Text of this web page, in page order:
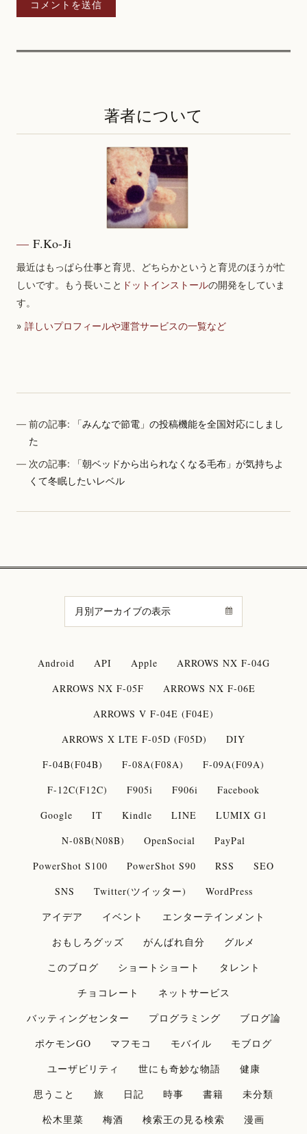
著者について
F.Ko-Ji
最近はもっぱら仕事と育児、どちらかというと育児のほうが忙
しいです。もう長いこと ドットインストールの開発をしていま
す。
» 詳しいプロフィールや運営サービスの一覧など
前の記事:
「みんなで節電」の投稿機能を全国対応にしまし
た
次の記事:
「朝ベッドから出られなくなる毛布」が気持ちよ
くて冬眠したいレベル
Android API Apple
ARROWS NX F-04G
ARROWS NX F-05F
ARROWS NX F-06E
ARROWS V F-04E (F04E)
ARROWS X LTE F-05D (F05D)
DIY
F-04B(F04B)
F-08A(F08A)
F-09A(F09A)
F-12C(F12C)
F905i F906i
Facebook
Google
IT Kindle LINE
LUMIX G1
N-08B(N08B)
OpenSocial
PayPal
PowerShot S100
PowerShot S90 RSS
SEO
SNS
Twitter(ツイッター)
WordPress
アイデア
イベント
エンターテインメント
おもしろグッズ
がんばれ自分
グルメ
このブログ
ショートショート
タレント
チョコレート
ネットサービス
バッティングセンター
プログラミング
ブログ論
ポケモンGO
マフモコ モバイル
モブログ
ユーザビリティ
世にも奇妙な物語
健康
思うこと
旅 日記 時事 書籍
未分類
松木里菜
梅酒 検索王の見る検索 漫画